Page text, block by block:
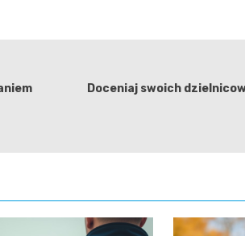
Doceniaj swoich